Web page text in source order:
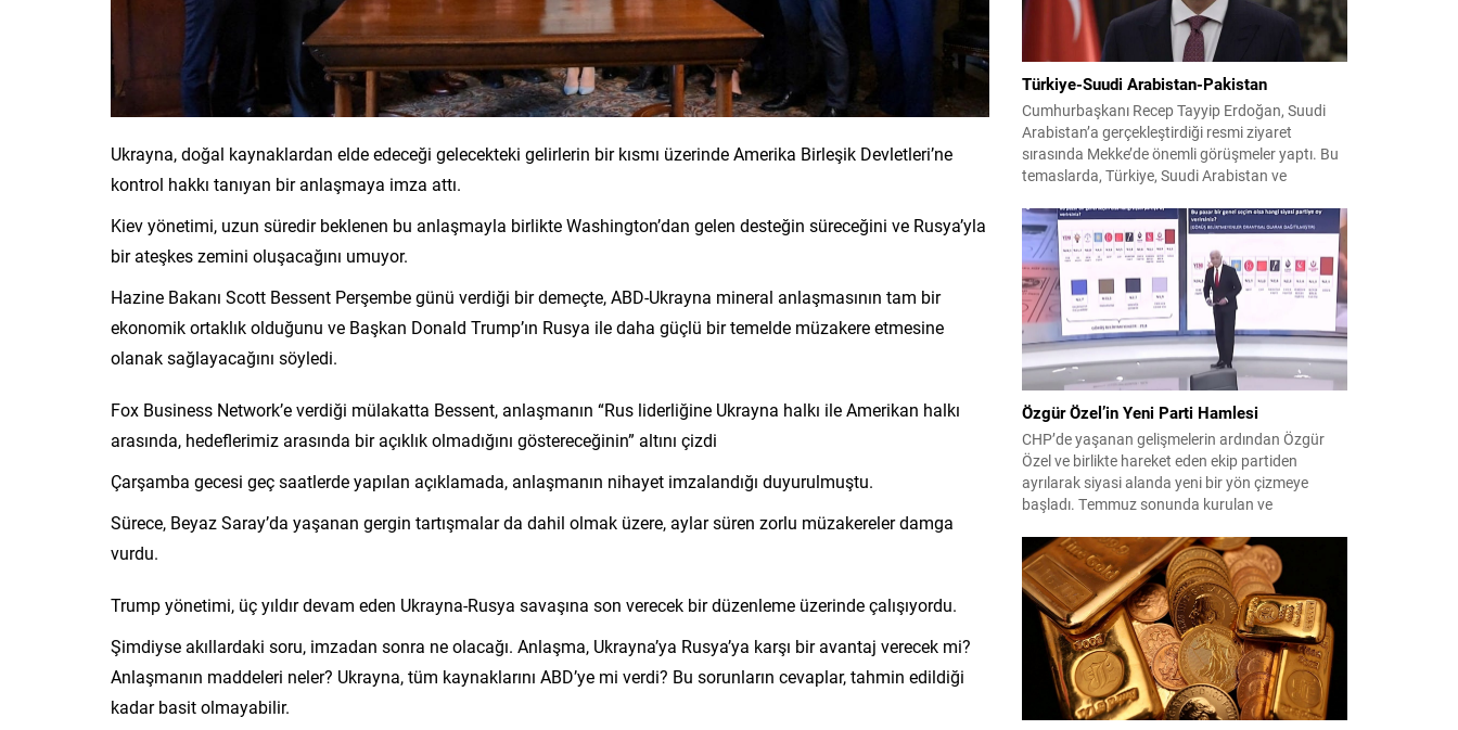
Ukrayna, doğal kaynaklardan elde edeceği gelecekteki gelirlerin bir kısmı üzerinde Amerika Birleşik Devletleri’ne
kontrol hakkı tanıyan bir anlaşmaya imza attı.
Kiev yönetimi, uzun süredir beklenen bu anlaşmayla birlikte Washington’dan gelen desteğin süreceğini ve Rusya’yla
bir ateşkes zemini oluşacağını umuyor.
Hazine Bakanı Scott Bessent Perşembe günü verdiği bir demeçte, ABD-Ukrayna mineral anlaşmasının tam bir
ekonomik ortaklık olduğunu ve Başkan Donald Trump’ın Rusya ile daha güçlü bir temelde müzakere etmesine
olanak sağlayacağını söyledi.
Fox Business Network’e verdiği mülakatta Bessent, anlaşmanın “Rus liderliğine Ukrayna halkı ile Amerikan halkı
arasında, hedeflerimiz arasında bir açıklık olmadığını göstereceğinin” altını çizdi
Çarşamba gecesi geç saatlerde yapılan açıklamada, anlaşmanın nihayet imzalandığı duyurulmuştu.
Sürece, Beyaz Saray’da yaşanan gergin tartışmalar da dahil olmak üzere, aylar süren zorlu müzakereler damga
vurdu.
Trump yönetimi, üç yıldır devam eden Ukrayna-Rusya savaşına son verecek bir düzenleme üzerinde çalışıyordu.
Şimdiyse akıllardaki soru, imzadan sonra ne olacağı. Anlaşma, Ukrayna’ya Rusya’ya karşı bir avantaj verecek mi?
Anlaşmanın maddeleri neler? Ukrayna, tüm kaynaklarını ABD’ye mi verdi? Bu sorunların cevaplar, tahmin edildiği
kadar basit olmayabilir.
Türkiye-Suudi Arabistan-Pakistan
Cumhurbaşkanı Recep Tayyip Erdoğan, Suudi
Arabistan’a gerçekleştirdiği resmi ziyaret
sırasında Mekke’de önemli görüşmeler yaptı. Bu
temaslarda, Türkiye, Suudi Arabistan ve
birliği çerçevesi oluşturuldu. Ziyaretin en somut
çıktısı, üç ülkenin imza attığı Mekke Ortak
Savunma Anlaşması oldu. Anlaşma; ortak
güvenlik yaklaşımıyla bölgesel barış, istikrar...
Özgür Özel’in Yeni Parti Hamlesi
CHP’de yaşanan gelişmelerin ardından Özgür
Özel ve birlikte hareket eden ekip partiden
ayrılarak siyasi alanda yeni bir yön çizmeye
başladı. Temmuz sonunda kurulan ve
kısa sürede muhalif medyanın gündemine girdi.
Kuruluşun hemen ardından bazı anket sonuçları
kamuoyuna yansıyınca, partinin tabanda karşılık
bulduğu iddiaları gündemi...